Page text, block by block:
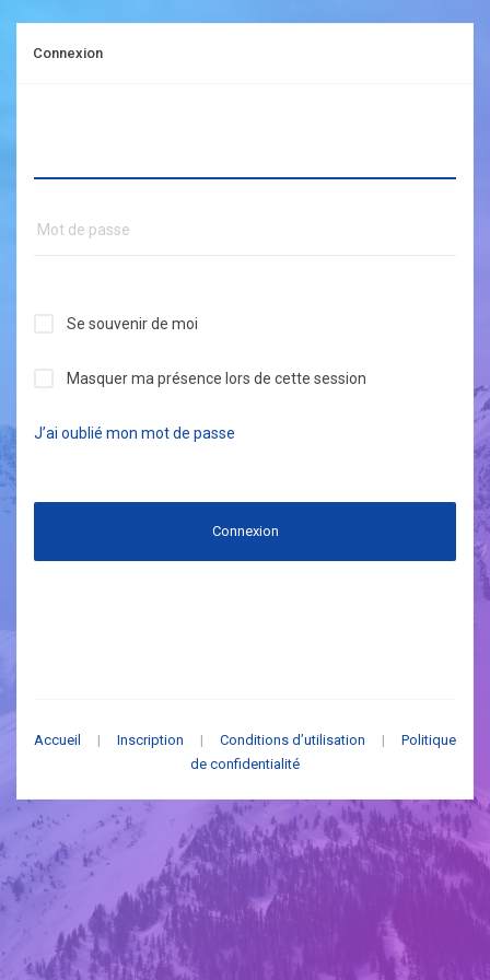
Connexion
Se souvenir de moi
Masquer ma présence lors de cette session
J’ai oublié mon mot de passe
Connexion
Accueil | Inscription | Conditions d’utilisation |
Politique
de confidentialité